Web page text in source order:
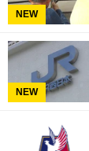
NEW
NEW